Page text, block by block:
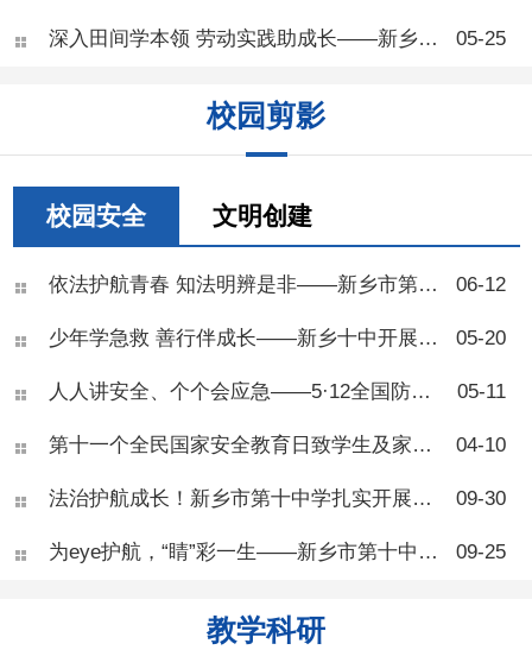
健康多方面危害青少年成长，
患病风险。 现场同学们反
响热烈，大家对照BMI标准互
相测算体重，踊跃举手提问，
息调整等问题积极研讨、交流
心得。不少同学结合自身日常
饮食习惯主动反思，纷纷表示
听完讲解才意识到甜食、久
坐、熬夜对身体的伤害，现场
学习氛围浓厚。 王医师总
结了青少年肥胖三大诱因：高
动、睡眠不足扰乱身体激素。
机、熬夜等日常习惯，都会造
肪堆积。 针对体重管理，
专家
深入田间学本领 劳动实践助成长——新乡市第十中学“劳动进农庄”活动顺利开展 05-25
校园剪影
校园安全 文明创建
依法护航青春 知法明辨是非——新乡市第十中学法治教育专题讲座 06-12
少年学急救 善行伴成长——新乡十中开展校园应急自救互救专项培训 05-20
人人讲安全、个个会应急——5·12全国防灾减灾日致家长的一封信 05-11
第十一个全民国家安全教育日致学生及家长的一封信 04-10
法治护航成长！新乡市第十中学扎实开展秋季法治宣传周活动 09-30
为eye护航，“睛”彩一生——新乡市第十中学健康教育“爱眼护眼”活动 09-25
教学科研